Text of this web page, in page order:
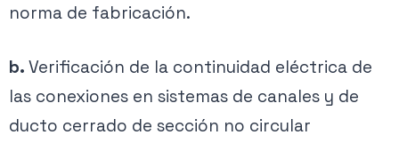
norma de fabricación.
b. Verificación de la continuidad eléctrica de
las conexiones en sistemas de canales y de
ducto cerrado de sección no circular